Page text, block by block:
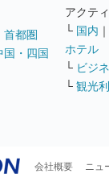
首都圏
国・四国
アクテ
└ 国内 ｜
ホテル
└ ビジ
└ 観光
会社概要 ニュ